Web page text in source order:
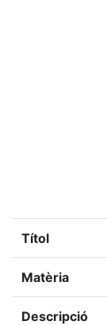
Títol
Matèria
Descripció